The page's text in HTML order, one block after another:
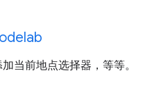
当前地点选择器，等等。